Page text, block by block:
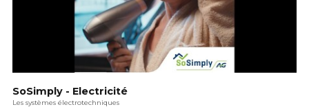
SoSimply - Electricité
Les systèmes électrotechniques